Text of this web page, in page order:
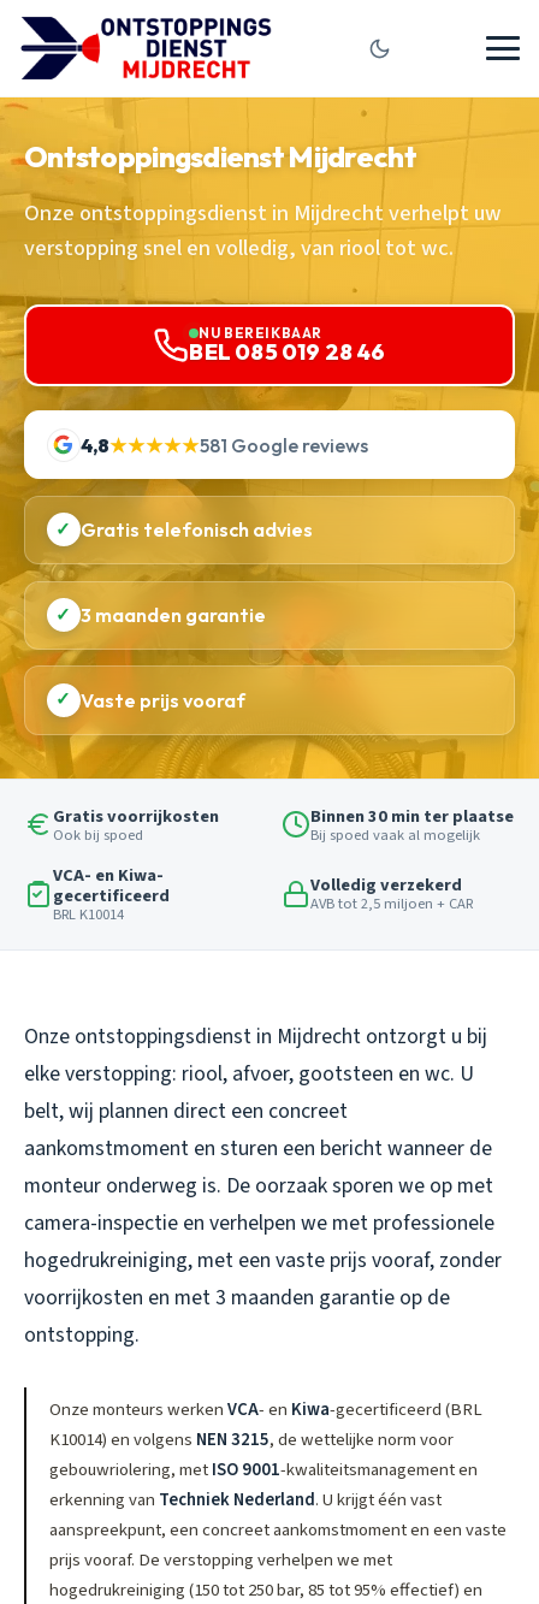
Ontstoppingsdienst Mijdrecht
Onze ontstoppingsdienst in Mijdrecht verhelpt uw
verstopping snel en volledig, van riool tot wc.
NU BEREIKBAAR
BEL 085 019 28 46
4,8★★★★★581 Google reviews
✓ Gratis telefonisch advies
✓ 3 maanden garantie
✓ Vaste prijs vooraf
Gratis voorrijkosten
Ook bij spoed
Binnen 30 min ter plaatse
Bij spoed vaak al mogelijk
VCA- en Kiwa-
gecertificeerd
BRL K10014
Volledig verzekerd
AVB tot 2,5 miljoen + CAR
Onze ontstoppingsdienst in Mijdrecht ontzorgt u bij
elke verstopping: riool, afvoer, gootsteen en wc. U
belt, wij plannen direct een concreet
aankomstmoment en sturen een bericht wanneer de
monteur onderweg is. De oorzaak sporen we op met
camera-inspectie en verhelpen we met professionele
hogedrukreiniging, met een vaste prijs vooraf, zonder
voorrijkosten en met 3 maanden garantie op de
ontstopping.
Onze monteurs werkenVCA- en Kiwa-gecertificeerd (BRL
K10014) en volgens NEN 3215, de wettelijke norm voor
gebouwriolering, metISO 9001-kwaliteitsmanagement en
erkenning van Techniek Nederland. U krijgt één vast
aanspreekpunt, een concreet aankomstmoment en een vaste
prijs vooraf. De verstopping verhelpen we met
hogedrukreiniging (150 tot 250 bar, 85 tot 95% effectief) en